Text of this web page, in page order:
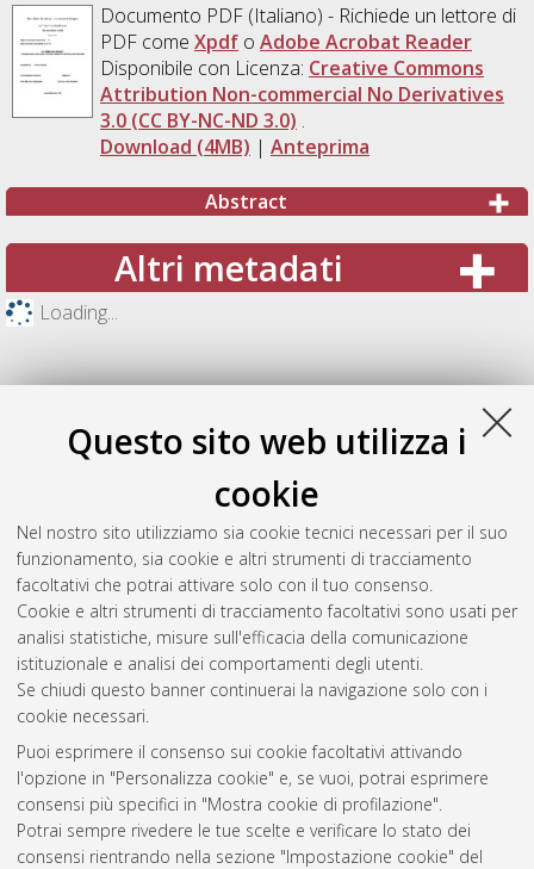
Questo sito web utilizza i
cookie
Nel nostro sito utilizziamo sia cookie tecnici necessari per il suo
funzionamento, sia cookie e altri strumenti di tracciamento
facoltativi che potrai attivare solo con il tuo consenso.
Cookie e altri strumenti di tracciamento facoltativi sono usati per
analisi statistiche, misure sull'efficacia della comunicazione
istituzionale e analisi dei comportamenti degli utenti.
Se chiudi questo banner continuerai la navigazione solo con i
cookie necessari.
Puoi esprimere il consenso sui cookie facoltativi attivando
l'opzione in "Personalizza cookie" e, se vuoi, potrai esprimere
consensi più specifici in "Mostra cookie di profilazione".
Potrai sempre rivedere le tue scelte e verificare lo stato dei
consensi rientrando nella sezione "Impostazione cookie" del
Documento PDF(Italiano) - Richiede un lettore di
PDF come Xpdfo Adobe Acrobat Reader
Disponibile con Licenza: Creative Commons
Attribution Non-commercial No Derivatives
3.0 (CC BY-NC-ND 3.0) .
Download (4MB) | Anteprima
Abstract
Altri metadati
Loading...
Gestione del documento:
Atom
Rss 1.0
Rss 2.0